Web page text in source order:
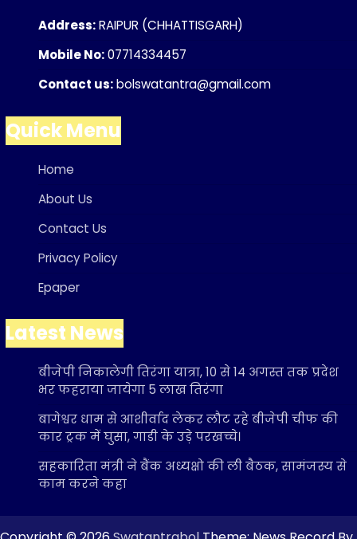
Address:RAIPUR (CHHATTISGARH)
Mobile No:07714334457
Contact us:bolswatantra@gmail.com
Quick Menu
Home
About Us
Contact Us
Privacy Policy
Epaper
Latest News
बीजेपी निकालेगी तिरंगा यात्रा, 10 से 14 अगस्त तक प्रदेश
भर फहराया जायेगा 5 लाख तिरंगा
बागेश्वर धाम से आशीर्वाद लेकर लौट रहे बीजेपी चीफ की
कार ट्रक में घुसा, गाडी के उड़े परखच्चे।
सहकारिता मंत्री ने बैंक अध्यक्षो की ली बैठक, सामंजस्य से
काम करने कहा